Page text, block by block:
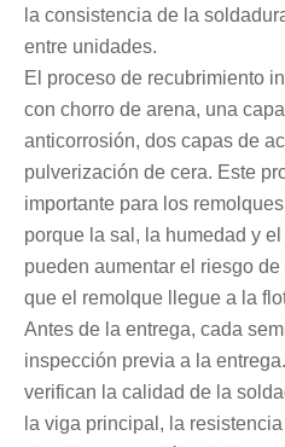
la consistencia de la
entre unidades.
El proceso de recubrimiento
con chorro de arena, una
anticorrosión, dos capas de
pulverización de cera. Este
importante para los
porque la sal, la humedad y
pueden aumentar el riesgo
que el remolque llegue a la
Antes de la entrega, cada
inspección previa a la
verifican la calidad de la
la viga principal, la